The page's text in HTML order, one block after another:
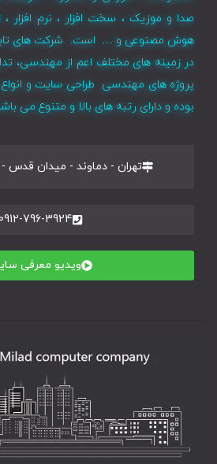
صدا و موزیک ، سخت افزار ، نرم افزار
هوش مصنوعی و … است. شرکت های تابعه
در زمینه های مختلف اعم از مهندسی،
پروژه های مهندسی طراحی سایت و
بوده و دارای رتبه های بالا و متنوع می
تهران - دماوند - میدان قدس -
796-3924
ویدیو معرفی